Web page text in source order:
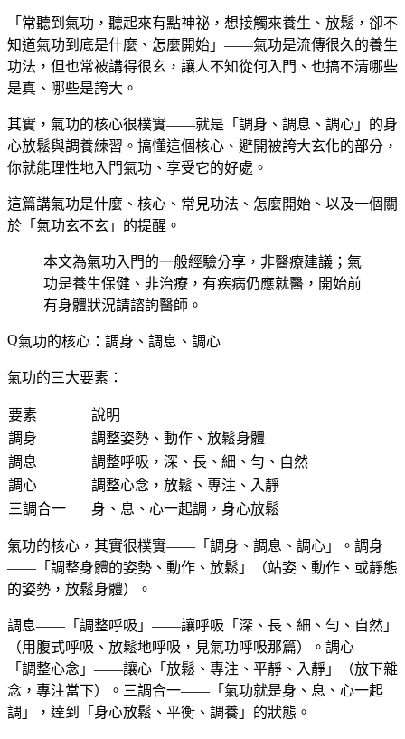
「常聽到氣功，聽起來有點神祕，想接觸來養生、放鬆，卻不
知道氣功到底是什麼、怎麼開始」——氣功是流傳很久的養生
功法，但也常被講得很玄，讓人不知從何入門、也搞不清哪些
是真、哪些是誇大。
其實，氣功的核心很樸實——就是「調身、調息、調心」的身
心放鬆與調養練習。搞懂這個核心、避開被誇大玄化的部分，
你就能理性地入門氣功、享受它的好處。
這篇講氣功是什麼、核心、常見功法、怎麼開始、以及一個關
於「氣功玄不玄」的提醒。
本文為氣功入門的一般經驗分享，非醫療建議；氣
功是養生保健、非治療，有疾病仍應就醫，開始前
有身體狀況請諮詢醫師。
氣功的核心：調身、調息、調心
氣功的三大要素：
要素
說明
調身
調整姿勢、動作、放鬆身體
調息
調整呼吸，深、長、細、勻、自然
調心
調整心念，放鬆、專注、入靜
三調合一
身、息、心一起調，身心放鬆
氣功的核心，其實很樸實——「調身、調息、調心」。調身
——「調整身體的姿勢、動作、放鬆」（站姿、動作、或靜態
的姿勢，放鬆身體）。
調息——「調整呼吸」——讓呼吸「深、長、細、勻、自然」
（用腹式呼吸、放鬆地呼吸，見氣功呼吸那篇）。調心——
「調整心念」——讓心「放鬆、專注、平靜、入靜」（放下雜
念，專注當下）。三調合一——「氣功就是身、息、心一起
調」，達到「身心放鬆、平衡、調養」的狀態。